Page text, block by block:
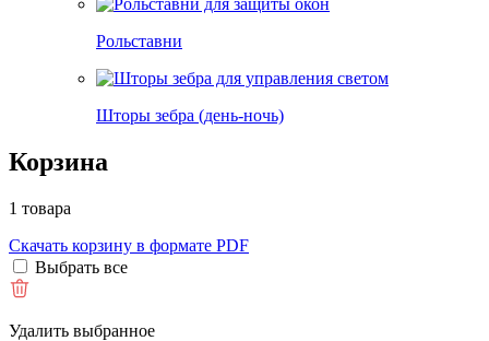
Рольставни
Шторы зебра (день-ночь)
Корзина
1 товара
Скачать корзину в формате PDF
Выбрать все
Удалить выбранное